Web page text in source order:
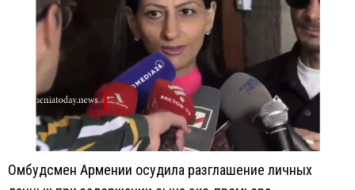
Омбудсмен Армении осудила разглашение личных